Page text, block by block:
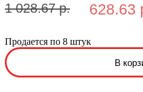
1 028.67 р. 628.63
Продается по 8 штук